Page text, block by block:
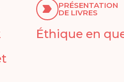
PRÉSENTATION
DE LIVRES
Éthique en